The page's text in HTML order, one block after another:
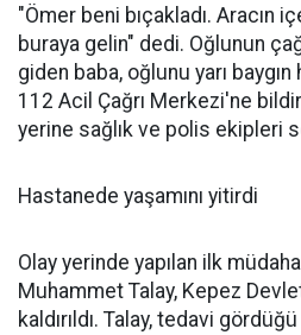
"Ömer beni bıçakladı. Aracın
buraya gelin" dedi. Oğlunun
giden baba, oğlunu yarı
112 Acil Çağrı Merkezi'ne
yerine sağlık ve polis ekipleri
Hastanede yaşamını yitirdi
Olay yerinde yapılan ilk
Muhammet Talay, Kepez
kaldırıldı. Talay, tedavi